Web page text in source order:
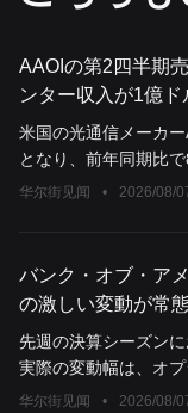
AAOIの第2四半期
ンター収入が1億
る、下半期も設備
米国の光通信メーカ
となり、前年同期比
ー事業が初めて1億ド
年中計画によれば、
高は4.71億ドルに達
く、顧客からの注文
題は生産能力が期日
华尔街见闻 • 2026/08/
バンク・オブ・ア
の激しい変動が常
ーネット時代の極値
先週の決算シーズン
実際の変動幅は、オ
ChatGPT時代では初
华尔街见闻 • 2026/08/